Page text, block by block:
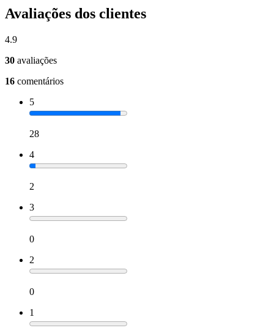
Avaliações dos clientes
4.9
30 avaliações
16 comentários
5
28
4
2
3
0
2
0
1